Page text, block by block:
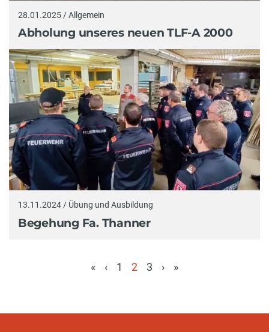
28.01.2025 / Allgemein
Abholung unseres neuen TLF-A 2000
13.11.2024 / Übung und Ausbildung
Begehung Fa. Thanner
« ‹ 1
2
3 › »